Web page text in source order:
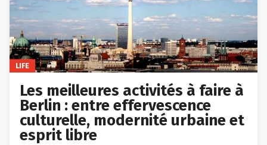
LIFE
Les meilleures activités à faire à
Berlin : entre effervescence
culturelle, modernité urbaine et
esprit libre